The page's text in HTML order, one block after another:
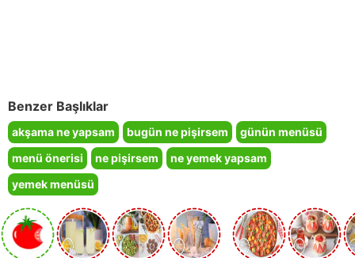
Benzer Başlıklar
akşama ne yapsam bugün ne pişirsem
günün menüsü
menü önerisi
ne pişirsem
ne yemek yapsam
yemek menüsü